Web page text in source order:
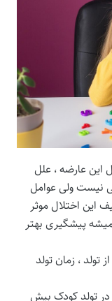
این عارضه ، علل
نیست ولی عوامل
این اختلال موثر
پیشگیری بهتر
، زمان تولد
در تولد کودک بیش